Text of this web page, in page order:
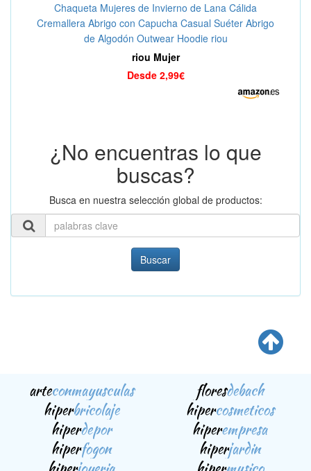
Chaqueta Mujeres de Invierno de Lana Cálida
Cremallera Abrigo con Capucha Casual Suéter Abrigo
de Algodón Outwear Hoodie riou
riou Mujer
Desde 2,99€
¿No encuentras lo que
buscas?
Busca en nuestra selección global de productos:
Buscar
arteconmayusculas floresdebach
hiperbricolaje hipercosmeticos
hiperdepor hiperempresa
hiperfogon hiperjardin